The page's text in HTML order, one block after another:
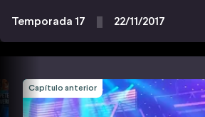
Temporada 17 22/11/2017
Capítulo anterior